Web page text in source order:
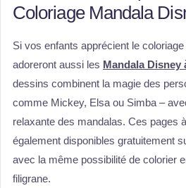
Coloriage Mandala
Si vos enfants apprécient le
adoreront aussi les Mandala Disney
dessins combinent la magie des
comme Mickey, Elsa ou Simba –
relaxante des mandalas. Ces pages
également disponibles gratuitement
avec la même possibilité de colorier
filigrane.